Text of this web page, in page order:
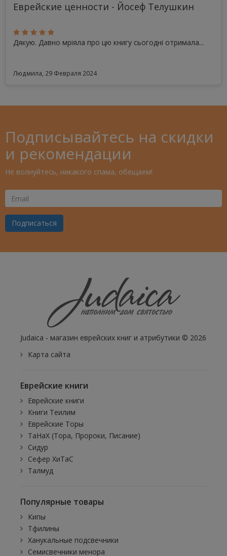
Еврейские ценности - Йосеф Телушкин
Дякую. Давно мріяла про цю книгу сьогодні отримала...
Людмила, 29 Февраля 2024
Подписывайтесь на скидки
и рекомендации
Не волнуйтесь, никакого спама, обещаем!
Ваш
Email
Подписаться
Judaica - магазин еврейских книг и атрибутики © 2026
Карта сайта
Еврейские книги
Еврейские книги
Книги Теилим
Еврейские Торы
ТаНаХ (Тора, Пророки, Писание)
Сидур
Сефер ХиТаС
Талмуд
Популярные товары
Кипы
Тфилины
Ханукальные подсвечники
Семисвечники менора